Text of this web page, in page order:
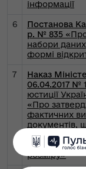
інформації
6
Постанова
р. № 835
набори
формі
7
Наказ
06.04.2017 №
юстиції
«Про
фактичних
документів,
служба
розміру»